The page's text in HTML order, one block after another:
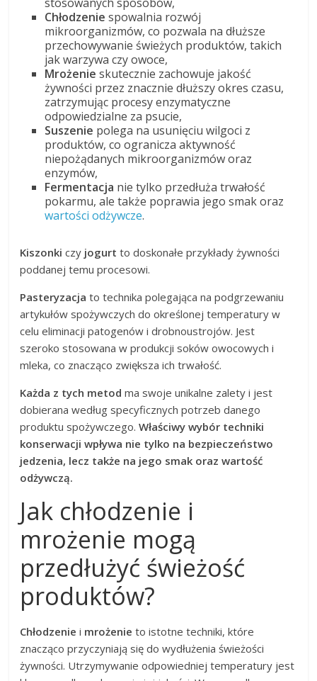
Chłodzenie spowalnia rozwój
mikroorganizmów, co pozwala na dłuższe
przechowywanie świeżych produktów, takich
jak warzywa czy owoce,
Mrożenie skutecznie zachowuje jakość
żywności przez znacznie dłuższy okres czasu,
zatrzymując procesy enzymatyczne
odpowiedzialne za psucie,
Suszenie polega na usunięciu wilgoci z
produktów, co ogranicza aktywność
niepożądanych mikroorganizmów oraz
enzymów,
Fermentacja nie tylko przedłuża trwałość
pokarmu, ale także poprawia jego smak oraz
wartości odżywcze.
Kiszonki czy jogurt to doskonałe przykłady żywności
poddanej temu procesowi.
Pasteryzacja to technika polegająca na podgrzewaniu
artykułów spożywczych do określonej temperatury w
celu eliminacji patogenów i drobnoustrojów. Jest
szeroko stosowana w produkcji soków owocowych i
mleka, co znacząco zwiększa ich trwałość.
Każda z tych metod ma swoje unikalne zalety i jest
dobierana według specyficznych potrzeb danego
produktu spożywczego.Właściwy wybór techniki
konserwacji wpływa nie tylko na bezpieczeństwo
jedzenia, lecz także na jego smak oraz wartość
odżywczą.
Jak chłodzenie i
mrożenie mogą
przedłużyć świeżość
produktów?
Chłodzenie i mrożenie to istotne techniki, które
znacząco przyczyniają się do wydłużenia świeżości
żywności. Utrzymywanie odpowiedniej temperatury jest